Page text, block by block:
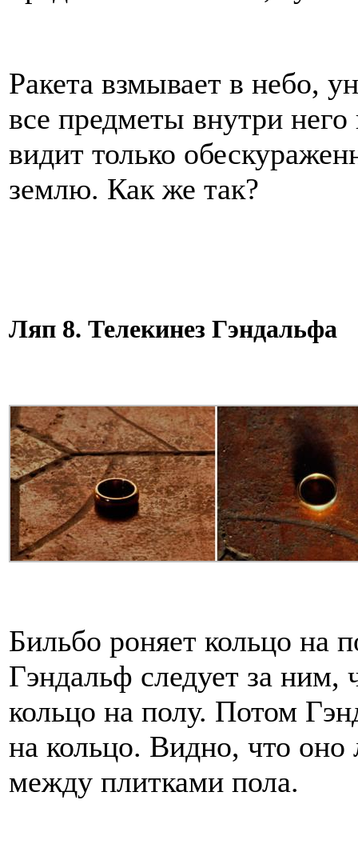
Ракета взмывает в небо,
все предметы внутри него
видит только
землю. Как же так?
Ляп 8. Телекинез Гэндальфа
Бильбо роняет кольцо на
Гэндальф следует за ним,
кольцо на полу. Потом
на кольцо. Видно, что оно
между плитками пола.